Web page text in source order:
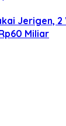
Jerigen,
Miliar